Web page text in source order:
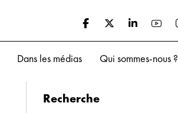
Dans les médias Qui sommes-nous ?
Recherche